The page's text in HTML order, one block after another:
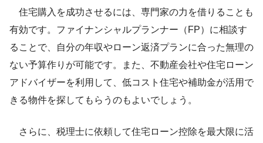
住宅購入を成功させるには、専門家の力を借りることも
有効です。ファイナンシャルプランナー（FP）に相談す
ることで、自分の年収やローン返済プランに合った無理の
ない予算作りが可能です。また、不動産会社や住宅ローン
アドバイザーを利用して、低コスト住宅や補助金が活用で
きる物件を探してもらうのもよいでしょう。
さらに、税理士に依頼して住宅ローン控除を最大限に活